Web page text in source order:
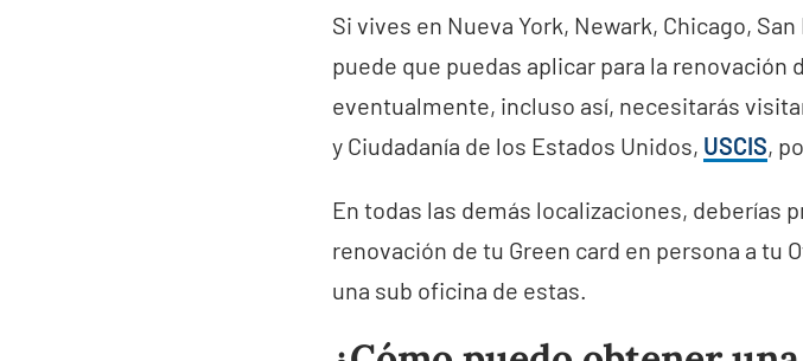
Si vives en Nueva York, Newark, Chicago,
puede que puedas aplicar para la renovación
eventualmente, incluso así, necesitarás
y Ciudadanía de los Estados Unidos, USCIS,
En todas las demás localizaciones, deberías
renovación de tu Green card en persona a tu
una sub oficina de estas.